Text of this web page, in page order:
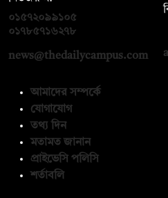
০১৫৭২০৯৯১০৫
০১৭৮৫৭১৬২৭৮
news@thedailycampus.com
আমাদের সম্পর্কে
যোগাযোগ
তথ্য দিন
মতামত জানান
প্রাইভেসি পলিসি
শর্তাবলি